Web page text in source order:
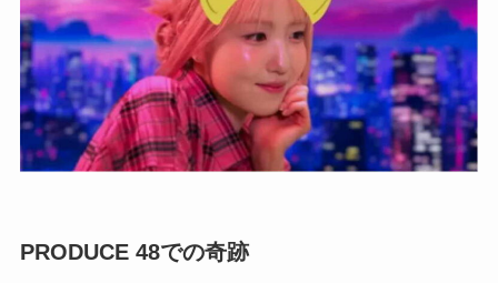
PRODUCE 48での奇跡